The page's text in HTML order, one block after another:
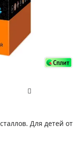
Для детей от